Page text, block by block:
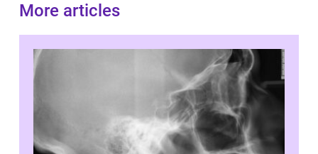
More articles